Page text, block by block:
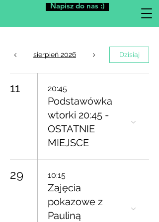
Napisz do nas :)
sierpień 2026 Dzisiaj
11 20:45
Podstawówka
wtorki 20:45 -
OSTATNIE
MIEJSCE
29 10:15
Zajęcia
pokazowe z
Pauliną